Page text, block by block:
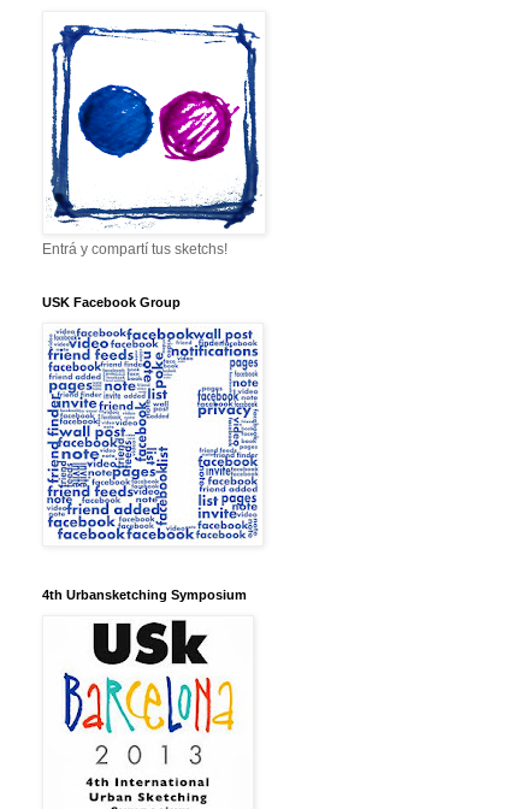
Entrá y compartí tus sketchs!
USK Facebook Group
4th Urbansketching Symposium